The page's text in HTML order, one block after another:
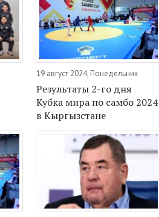
19 август 2024, Понедельник
Результаты 2-го дня
Кубка мира по самбо 2024
в Кыргызстане